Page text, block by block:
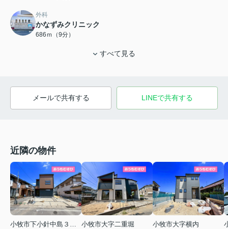
外科
かなずみクリニック
686ｍ（9分）
すべて見る
メールで共有する LINEで共有する
近隣の物件
小牧市大字二重堀
小牧市大字横内